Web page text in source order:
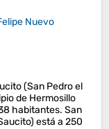
Nuevo
(San Pedro el
de Hermosillo
habitantes. San
está a 250